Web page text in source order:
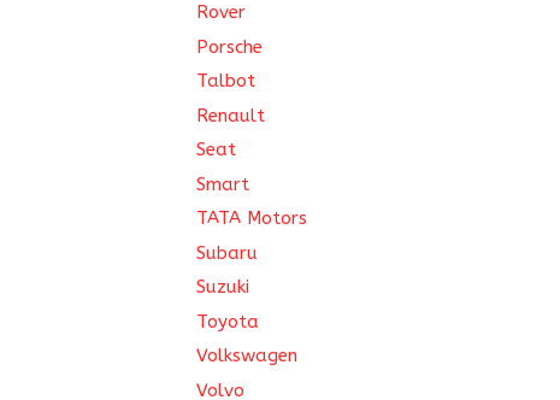
Rover
Porsche
Talbot
Renault
Seat
Smart
TATA Motors
Subaru
Suzuki
Toyota
Volkswagen
Volvo